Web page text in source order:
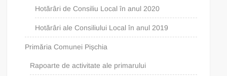
Hotărâri de Consiliu Local în anul 2020
Hotărâri ale Consiliului Local în anul 2019
Primăria Comunei Pișchia
Rapoarte de activitate ale primarului